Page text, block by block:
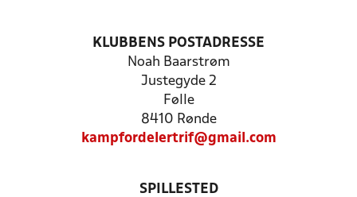
KLUBBENS POSTADRESSE
Noah Baarstrøm
Justegyde 2
Følle
8410 Rønde
kampfordelertrif@gmail.com
SPILLESTED